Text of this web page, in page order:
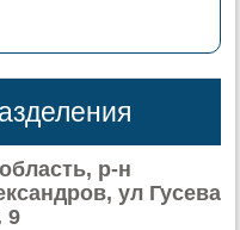
р-н
ул Гусева
9